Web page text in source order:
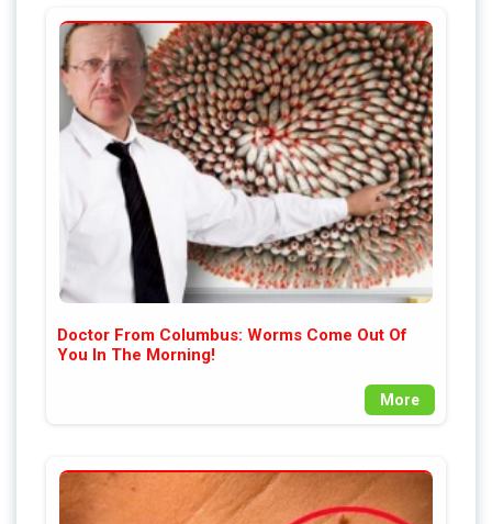
Doctor From Columbus: Worms Come Out Of
You In The Morning!
More